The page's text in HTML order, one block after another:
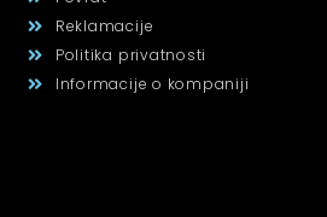
Reklamacije
Politika privatnosti
Informacije o kompaniji